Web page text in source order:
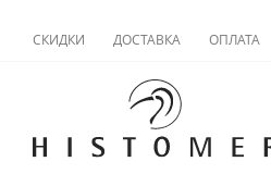
СКИДКИ ДОСТАВКА ОПЛАТА